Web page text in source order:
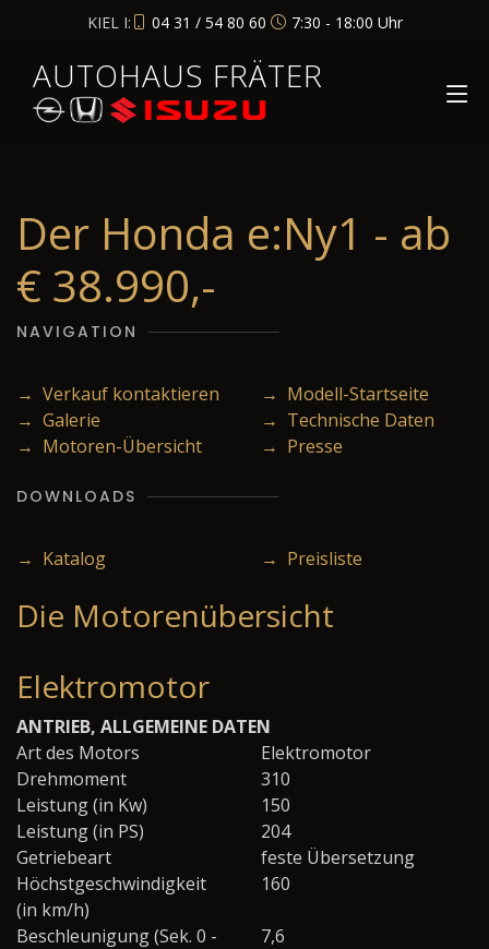
KIEL I: 04 31 / 54 80 60 7:30 - 18:00 Uhr
AUTOHAUS FRÄTER
Der Honda e:Ny1 - ab
€ 38.990,-
NAVIGATION
→ Verkauf kontaktieren
→ Modell-Startseite
→ Galerie
→ Technische Daten
→ Motoren-Übersicht
→ Presse
DOWNLOADS
→ Katalog → Preisliste
Die Motorenübersicht
Elektromotor
ANTRIEB, ALLGEMEINE DATEN
Art des Motors
Elektromotor
Drehmoment
310
Leistung (in Kw)
150
Leistung (in PS)
204
Getriebeart
feste Übersetzung
Höchstgeschwindigkeit
(in km/h)
160
Beschleunigung (Sek. 0 -
7,6